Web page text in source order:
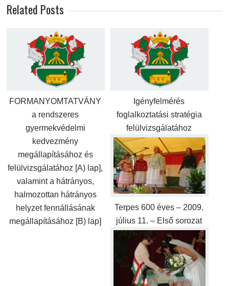
Related Posts
FORMANYOMTATVÁNY
a rendszeres
gyermekvédelmi
kedvezmény
megállapításához és
felülvizsgálatához [A) lap],
valamint a hátrányos,
halmozottan hátrányos
helyzet fennállásának
megállapításához [B) lap]
Igényfelmérés
foglalkoztatási stratégia
felülvizsgálatához
Terpes 600 éves – 2009.
július 11. – Első sorozat